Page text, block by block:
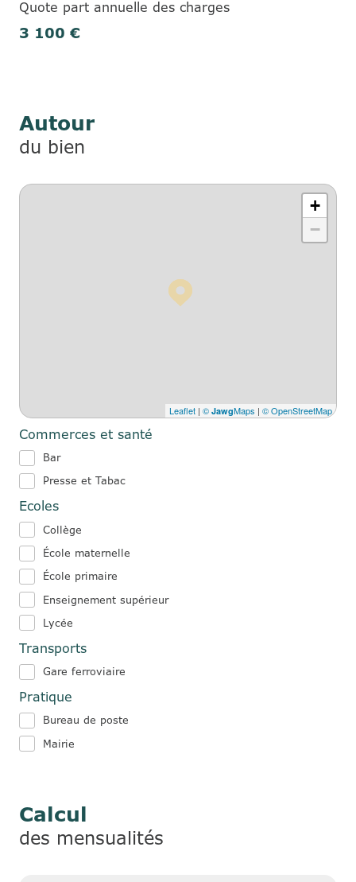
Quote part annuelle des charges
3 100 €
Autour
du bien
+
−
Leaflet | © JawgMaps | © OpenStreetMap
Commerces et santé
Bar
Presse et Tabac
Ecoles
Collège
École maternelle
École primaire
Enseignement supérieur
Lycée
Transports
Gare ferroviaire
Pratique
Bureau de poste
Mairie
Calcul
des mensualités